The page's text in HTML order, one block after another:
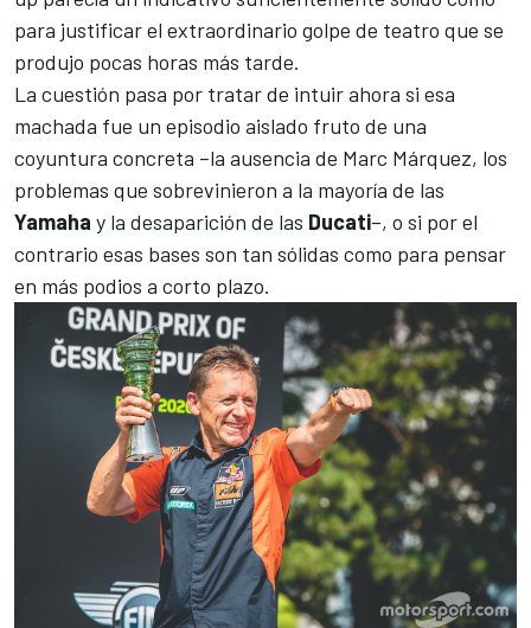
para justificar el extraordinario golpe de teatro que se
produjo pocas horas más tarde.
La cuestión pasa por tratar de intuir ahora si esa
machada fue un episodio aislado fruto de una
coyuntura concreta –la ausencia de Marc Márquez, los
problemas que sobrevinieron a la mayoría de las
Yamaha y la desaparición de las Ducati–, o si por el
contrario esas bases son tan sólidas como para pensar
en más podios a corto plazo.